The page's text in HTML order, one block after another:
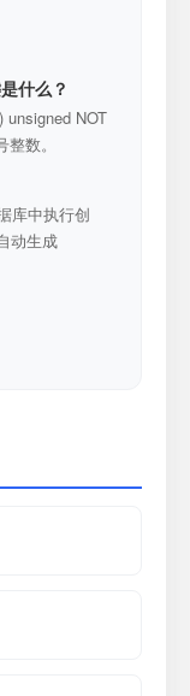
什么？
unsigned NOT
数。
库中执行创
动生成